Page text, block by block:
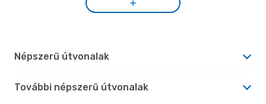
Népszerű útvonalak
További népszerű útvonalak